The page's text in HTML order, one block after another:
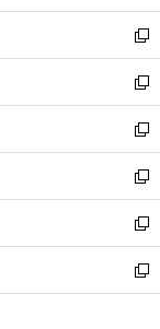
開
く
ウ
で
開
く
ン
ド
ウ
で
開
く
新
し
い
ウ
ィ
ン
ド
ウ
で
開
く
新
し
い
ウ
ィ
ン
ド
ウ
で
開
新
し
い
ウ
ィ
ン
ド
ウ
新
し
い
ウ
ィ
ン
新
し
い
ウ
新
し